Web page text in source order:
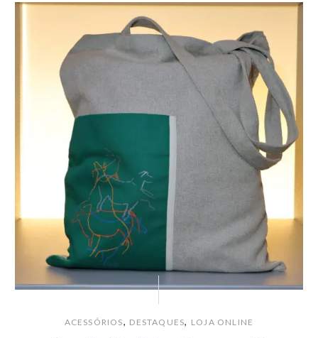
ACESSÓRIOS, DESTAQUES, LOJA ONLINE